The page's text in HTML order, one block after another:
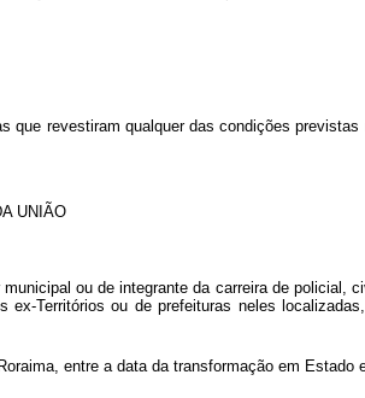
que revestiram qualquer das condições previstas
UNIÃO
ou de integrante da carreira de policial,
Territórios ou de prefeituras neles
entre a data da transformação em Estado